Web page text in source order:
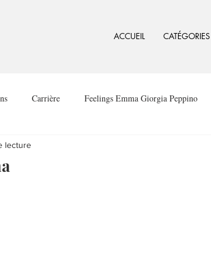
ACCUEIL CATÉGORIES
Carrière Feelings Emma Giorgia Peppino
lecture